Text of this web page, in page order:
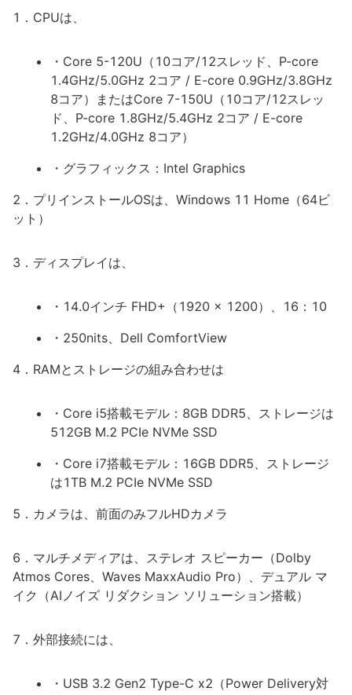
1．CPUは、
・Core 5-120U（10コア/12スレッド、P-core
1.4GHz/5.0GHz 2コア / E-core 0.9GHz/3.8GHz
8コア）またはCore 7-150U（10コア/12スレッ
ド、P-core 1.8GHz/5.4GHz 2コア / E-core
1.2GHz/4.0GHz 8コア）
・グラフィックス：Intel Graphics
2．プリインストールOSは、Windows 11 Home（64ビ
ット）
3．ディスプレイは、
・14.0インチ FHD+（1920 x 1200）、16：10
・250nits、Dell ComfortView
4．RAMとストレージの組み合わせは
・Core i5搭載モデル：8GB DDR5、ストレージは
512GB M.2 PCIe NVMe SSD
・Core i7搭載モデル：16GB DDR5、ストレージ
は1TB M.2 PCIe NVMe SSD
5．カメラは、前面のみフルHDカメラ
6．マルチメディアは、ステレオ スピーカー（Dolby
Atmos Cores、Waves MaxxAudio Pro）、デュアル マ
イク（AIノイズ リダクション ソリューション搭載）
7．外部接続には、
・USB 3.2 Gen2 Type-C x2（Power Delivery対